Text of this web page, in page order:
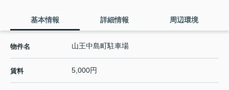
基本情報 詳細情報 周辺環境
物件名 山王中島町駐車場
賃料 5,000円